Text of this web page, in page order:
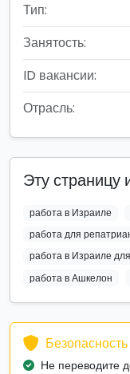
Тип:
Занятость:
ID вакансии:
Отрасль:
Эту страницу
работа в Израиле
работа для
работа в Израиле
работа в Ашкелон
Не переводите